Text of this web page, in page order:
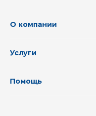
О компании
Услуги
Помощь